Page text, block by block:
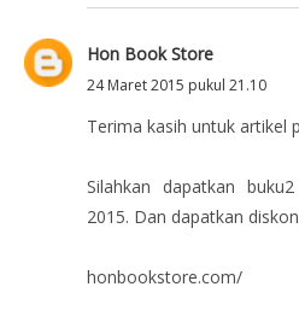
Hon Book Store
24 Maret 2015 pukul 21.10
Terima kasih untuk artikel
Silahkan dapatkan
2015. Dan dapatkan
honbookstore.com/